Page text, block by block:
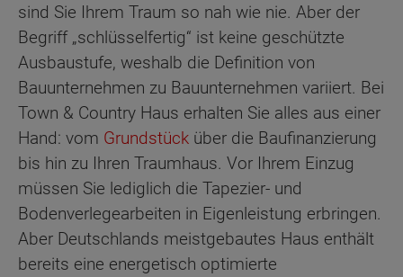
sind Sie Ihrem Traum so nah wie nie. Aber der
Begriff „schlüsselfertig“ ist keine geschützte
Ausbaustufe, weshalb die Definition von
Bauunternehmen zu Bauunternehmen variiert. Bei
Town & Country Haus erhalten Sie alles aus einer
Hand: vom Grundstück über die Baufinanzierung
bis hin zu Ihren Traumhaus. Vor Ihrem Einzug
müssen Sie lediglich die Tapezier- und
Bodenverlegearbeiten in Eigenleistung erbringen.
Aber Deutschlands meistgebautes Haus enthält
bereits eine energetisch optimierte